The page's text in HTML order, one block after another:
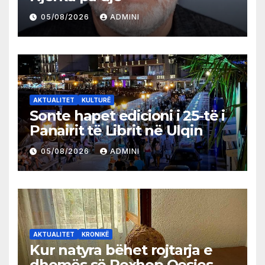
05/08/2026 ADMINI
AKTUALITET KULTURË
Sonte hapet edicioni i 25-të i
Panairit të Librit në Ulqin
05/08/2026 ADMINI
AKTUALITET KRONIKË
Kur natyra bëhet rojtarja e